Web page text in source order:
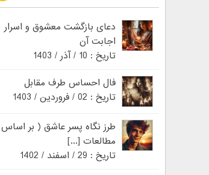
دعای بازگشت معشوق و اسرار
اجابت آن
تاریخ : 10 / آذر / 1403
فال احساس طرف مقابل
تاریخ : 02 / فروردین / 1403
طرز نگاه پسر عاشق ( بر اساس
مطالعات [...]
تاریخ : 29 / اسفند / 1402